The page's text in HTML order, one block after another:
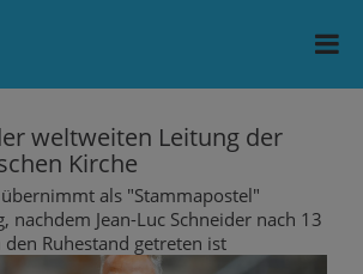
weltweiten Leitung der
Kirche
als "Stammapostel"
nachdem Jean-Luc Schneider nach 13
Ruhestand getreten ist